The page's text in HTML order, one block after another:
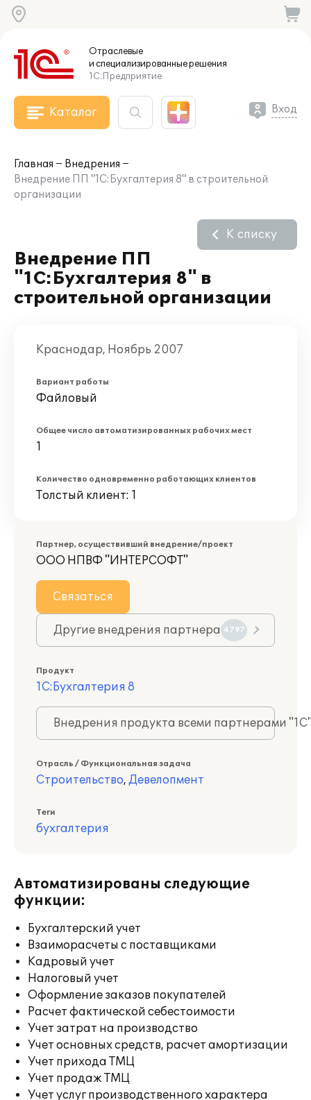
Отраслевые
и специализированныерешения
1С:Предприятие
Каталог Вход
Главная
Внедрения
Внедрение ПП "1С:Бухгалтерия 8" в строительной
организации
Внедрение ПП
"1С:Бухгалтерия 8" в
строительной организации
К списку
Краснодар, Ноябрь 2007
Вариант работы
Файловый
Общее число автоматизированных рабочих мест
1
Количество одновременно работающих клиентов
Толстый клиент: 1
Партнер, осуществивший внедрение/проект
ООО НПВФ "ИНТЕРСОФТ"
Связаться
Другие внедрения партнера 4797
Продукт
1С:Бухгалтерия 8
Внедрения продукта всеми партнерами
Отрасль / Функциональная задача
Строительство, Девелопмент
Теги
бухгалтерия
Автоматизированы следующие
функции:
Бухгалтерский учет
Взаиморасчеты с поставщиками
Кадровый учет
Налоговый учет
Оформление заказов покупателей
Расчет фактической себестоимости
Учет затрат на производство
Учет основных средств, расчет амортизации
Учет прихода ТМЦ
Учет продаж ТМЦ
Учет услуг производственного характера